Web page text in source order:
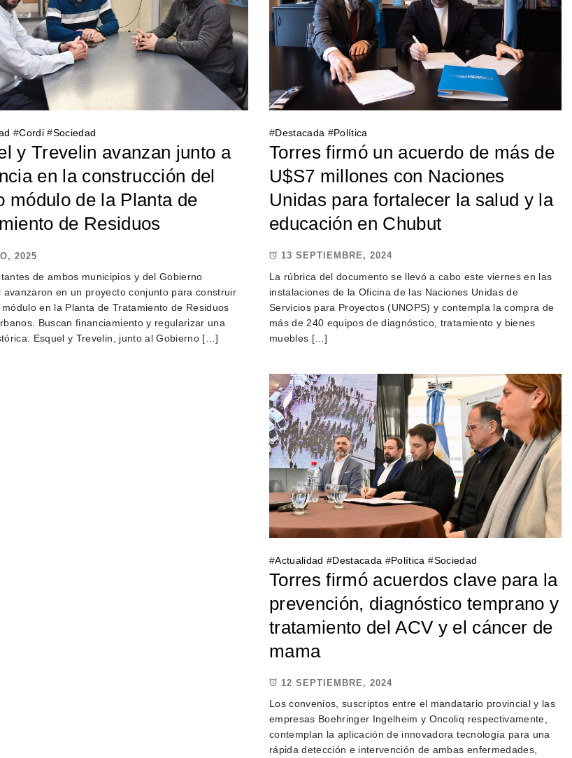
#Cordi #Sociedad
y Trevelin avanzan junto a
en la construcción del
módulo de la Planta de
de Residuos
2025
de ambos municipios y del Gobierno
avanzaron en un proyecto conjunto para construir
en la Planta de Tratamiento de Residuos
Buscan financiamiento y regularizar una
Esquel y Trevelin, junto al Gobierno […]
#Destacada #Política
Torres firmó un acuerdo de más de
U$S7 millones con Naciones
Unidas para fortalecer la salud y la
educación en Chubut
13 SEPTIEMBRE, 2024
La rúbrica del documento se llevó a cabo este viernes en las
instalaciones de la Oficina de las Naciones Unidas de
Servicios para Proyectos (UNOPS) y contempla la compra de
más de 240 equipos de diagnóstico, tratamiento y bienes
muebles […]
#Actualidad #Destacada #Política #Sociedad
Torres firmó acuerdos clave para la
prevención, diagnóstico temprano y
tratamiento del ACV y el cáncer de
mama
12 SEPTIEMBRE, 2024
Los convenios, suscriptos entre el mandatario provincial y las
empresas Boehringer Ingelheim y Oncoliq respectivamente,
contemplan la aplicación de innovadora tecnología para una
rápida detección e intervención de ambas enfermedades,